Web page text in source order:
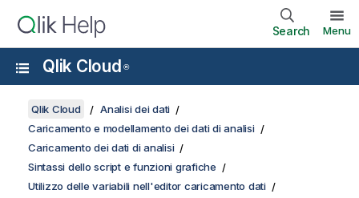
Search Menu
Qlik Cloud ®
Qlik Cloud
Analisi dei dati
Caricamento e modellamento dei dati di analisi
Caricamento dei dati di analisi
Sintassi dello script e funzioni grafiche
Utilizzo delle variabili nell'editor caricamento dati